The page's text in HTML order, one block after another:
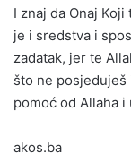
I znaj da Onaj
je i sredstva i
zadatak, jer te
što ne
pomoć od Allaha
akos.ba